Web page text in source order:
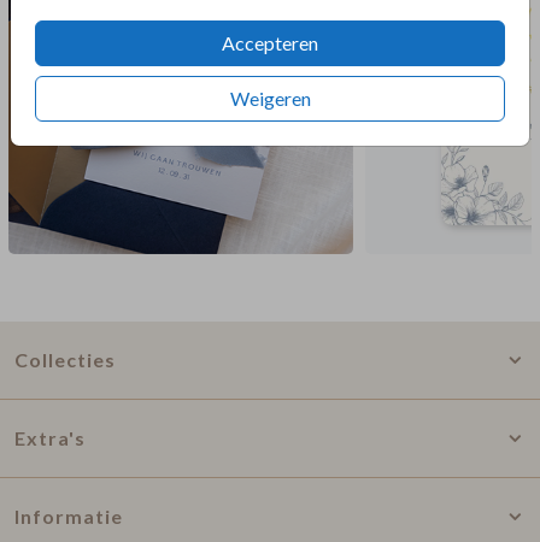
Accepteren
Weigeren
Collecties
Extra's
Informatie